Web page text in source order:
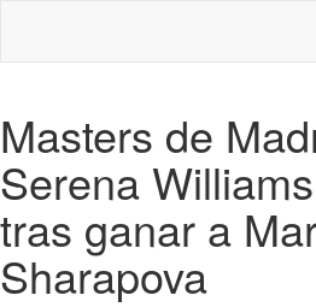
Masters de
Serena
tras ganar a
Sharapova